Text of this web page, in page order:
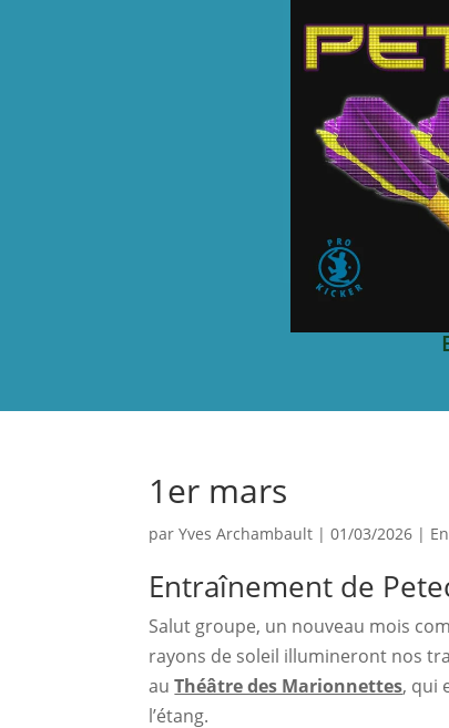
1er mars
parYves Archambault |01/03/2026 |
Entraînement de
Salut groupe, un nouveau mois
rayons de soleil illumineront nos
au Théâtre des Marionnettes, qui
l’étang.